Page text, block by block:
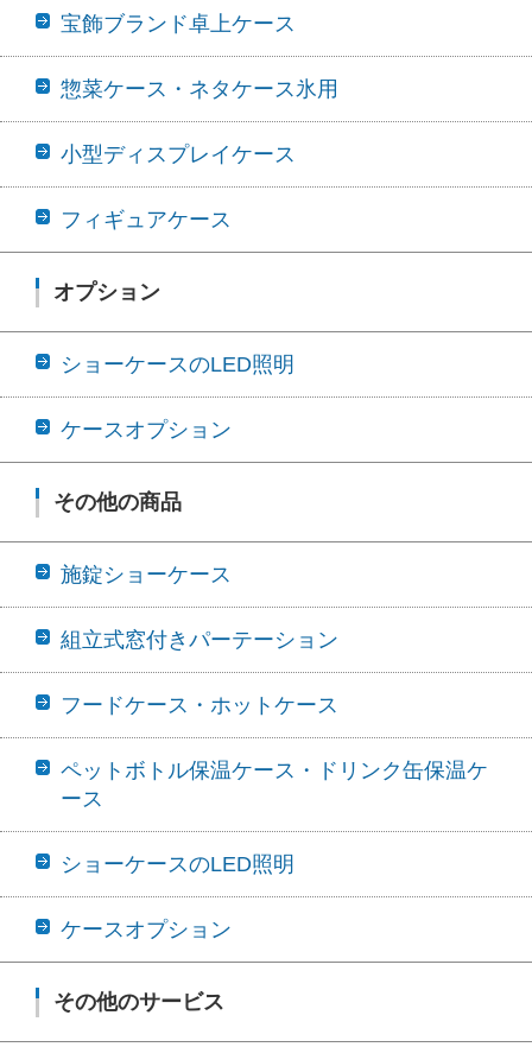
宝飾ブランド卓上ケース
惣菜ケース・ネタケース氷用
小型ディスプレイケース
フィギュアケース
オプション
ショーケースのLED照明
ケースオプション
その他の商品
施錠ショーケース
組立式窓付きパーテーション
フードケース・ホットケース
ペットボトル保温ケース・ドリンク缶保温ケ
ース
ショーケースのLED照明
ケースオプション
その他のサービス